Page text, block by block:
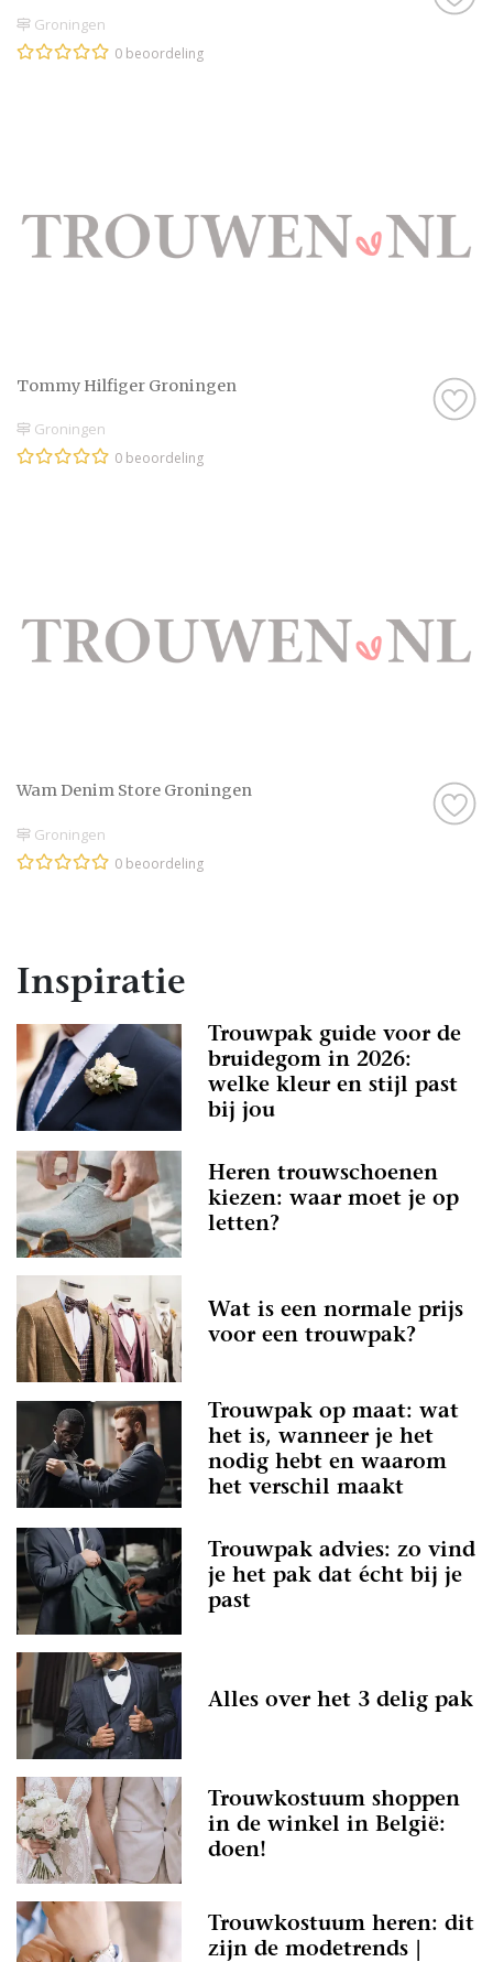
Groningen
0 beoordeling
Tommy Hilfiger Groningen
Groningen
0 beoordeling
Wam Denim Store Groningen
Groningen
0 beoordeling
Inspiratie
Trouwpak guide voor de
bruidegom in 2026:
welke kleur en stijl past
bij jou
Heren trouwschoenen
kiezen: waar moet je op
letten?
Wat is een normale prijs
voor een trouwpak?
Trouwpak op maat: wat
het is, wanneer je het
nodig hebt en waarom
het verschil maakt
Trouwpak advies: zo vind
je het pak dat écht bij je
past
Alles over het 3 delig pak
Trouwkostuum shoppen
in de winkel in België:
doen!
Trouwkostuum heren: dit
zijn de modetrends |